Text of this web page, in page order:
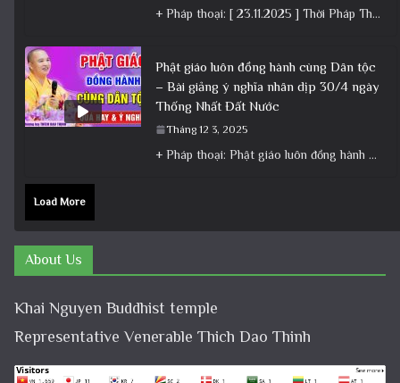
+ Pháp thoại: [ 23.11.2025 ] Thời Pháp Thoại – Khóa Chuyên Tu Chùa Khai Nguyên│Thầy Thích Đạo Thịnh +
Phật giáo luôn đồng hành cùng Dân tộc
– Bài giảng ý nghĩa nhân dịp 30/4 ngày
Thống Nhất Đất Nước
Tháng 12 3, 2025
+ Pháp thoại: Phật giáo luôn đồng hành cùng Dân tộc – Bài giảng ý nghĩa nhân dịp 30/4 ngày
Load More
About Us
Khai Nguyen Buddhist temple
Representative Venerable Thich Dao Thinh